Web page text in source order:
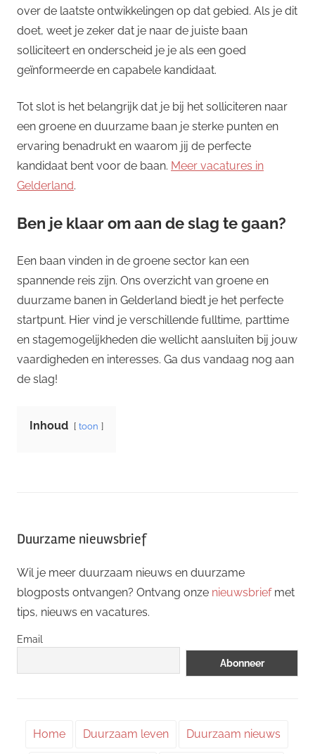
over de laatste ontwikkelingen op dat gebied. Als je dit
doet, weet je zeker dat je naar de juiste baan
solliciteert en onderscheid je je als een goed
geïnformeerde en capabele kandidaat.
Tot slot is het belangrijk dat je bij het solliciteren naar
een groene en duurzame baan je sterke punten en
ervaring benadrukt en waarom jij de perfecte
kandidaat bent voor de baan. Meer vacatures in
Gelderland.
Ben je klaar om aan de slag te gaan?
Een baan vinden in de groene sector kan een
spannende reis zijn. Ons overzicht van groene en
duurzame banen in Gelderland biedt je het perfecte
startpunt. Hier vind je verschillende fulltime, parttime
en stagemogelijkheden die wellicht aansluiten bij jouw
vaardigheden en interesses. Ga dus vandaag nog aan
de slag!
Inhoud toon
Duurzame nieuwsbrief
Wil je meer duurzaam nieuws en duurzame
blogposts ontvangen? Ontvang onze nieuwsbriefmet
tips, nieuws en vacatures.
Email
Home Duurzaam leven Duurzaam nieuws